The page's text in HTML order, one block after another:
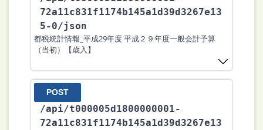
72a11c831f1174b145a1d39d3267e13
5-0/json
都税統計情報_平成29年度 平成２９年度一般会計予算
（当初）【歳入】
POST
/api/t000005d1800000001-
72a11c831f1174b145a1d39d3267e13